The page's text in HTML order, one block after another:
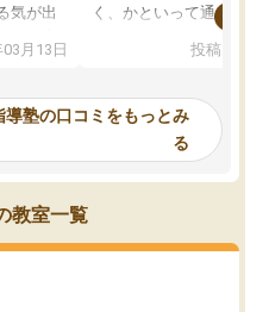
気が出
」と言
て、思
学ぶこ
なと
いのか
もびっ
持って
少しず
なっ
追加
月13日
く、かといって通うには
可能なので本当に助か
らないところをピンポイ
頂いて、とてもわかり
していました。一生を
スト、多少お金がかかっ
投稿日：
導塾の口コミをもっとみ
る
教室一覧